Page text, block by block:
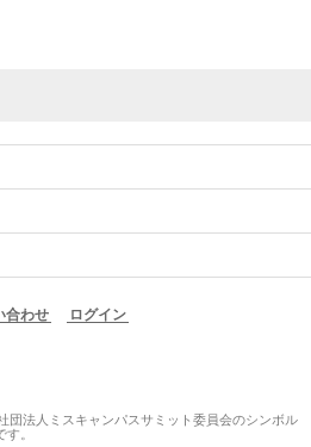
合わせ ログイン
団法人ミスキャンパスサミット委員会のシンボル
。